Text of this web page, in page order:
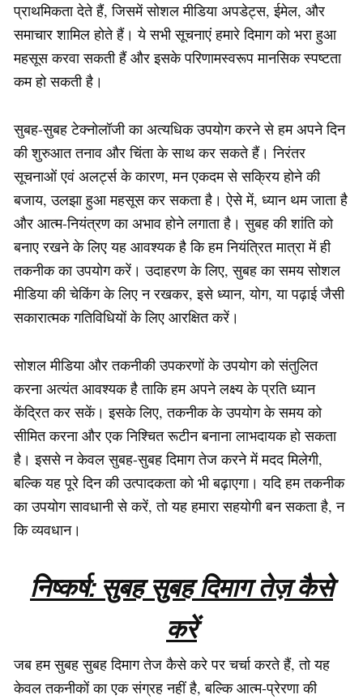
प्राथमिकता देते हैं, जिसमें सोशल मीडिया अपडेट्स, ईमेल, और
समाचार शामिल होते हैं। ये सभी सूचनाएं हमारे दिमाग को भरा हुआ
महसूस करवा सकती हैं और इसके परिणामस्वरूप मानसिक स्पष्टता
कम हो सकती है।
सुबह-सुबह टेक्नोलॉजी का अत्यधिक उपयोग करने से हम अपने दिन
की शुरुआत तनाव और चिंता के साथ कर सकते हैं। निरंतर
सूचनाओं एवं अलर्ट्स के कारण, मन एकदम से सक्रिय होने की
बजाय, उलझा हुआ महसूस कर सकता है। ऐसे में, ध्यान थम जाता है
और आत्म-नियंत्रण का अभाव होने लगाता है। सुबह की शांति को
बनाए रखने के लिए यह आवश्यक है कि हम नियंत्रित मात्रा में ही
तकनीक का उपयोग करें। उदाहरण के लिए, सुबह का समय सोशल
मीडिया की चेकिंग के लिए न रखकर, इसे ध्यान, योग, या पढ़ाई जैसी
सकारात्मक गतिविधियों के लिए आरक्षित करें।
सोशल मीडिया और तकनीकी उपकरणों के उपयोग को संतुलित
करना अत्यंत आवश्यक है ताकि हम अपने लक्ष्य के प्रति ध्यान
केंद्रित कर सकें। इसके लिए, तकनीक के उपयोग के समय को
सीमित करना और एक निश्चित रूटीन बनाना लाभदायक हो सकता
है। इससे न केवल सुबह-सुबह दिमाग तेज करने में मदद मिलेगी,
बल्कि यह पूरे दिन की उत्पादकता को भी बढ़ाएगा। यदि हम तकनीक
का उपयोग सावधानी से करें, तो यह हमारा सहयोगी बन सकता है, न
कि व्यवधान।
निष्कर्ष: सुबह सुबह दिमाग तेज़ कैसे
करें
जब हम सुबह सुबह दिमाग तेज कैसे करे पर चर्चा करते हैं, तो यह
केवल तकनीकों का एक संग्रह नहीं है, बल्कि आत्म-प्रेरणा की